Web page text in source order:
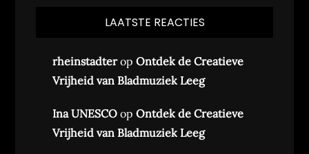
LAATSTE REACTIES
rheinstadteropOntdek de Creatieve
Vrijheid van Bladmuziek Leeg
Ina UNESCO opOntdek de Creatieve
Vrijheid van Bladmuziek Leeg